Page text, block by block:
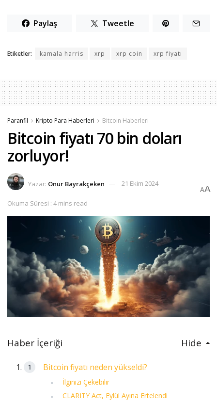
Paylaş Tweetle
Etiketler: kamala harris xrp xrp coin xrp fiyatı
Paranfil Kripto Para Haberleri Bitcoin Haberleri
Bitcoin fiyatı 70 bin doları
zorluyor!
Yazar: Onur Bayrakçeken 21 Ekim 2024
Okuma Süresi : 4 mins read
AA
Haber İçeriği Hide
Bitcoin fiyatı neden yükseldi?
İlginizi Çekebilir
CLARITY Act, Eylül Ayına Ertelendi